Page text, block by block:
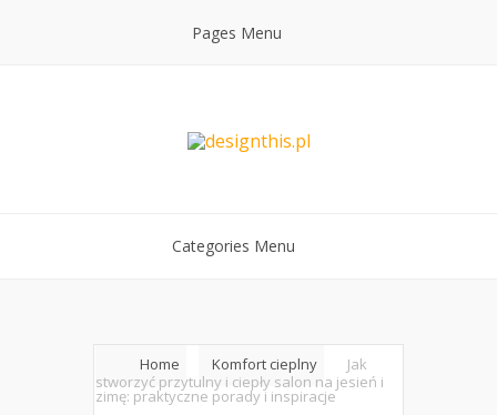
Pages Menu
Categories Menu
Home Komfort cieplny
Jak
stworzyć przytulny i ciepły salon na jesień i
zimę: praktyczne porady i inspiracje